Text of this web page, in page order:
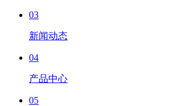
03
新闻动态
04
产品中心
05